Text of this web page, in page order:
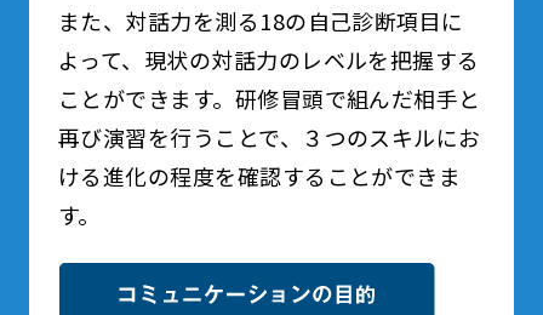
また、対話力を測る18の自己診断項目に
よって、現状の対話力のレベルを把握する
ことができます。研修冒頭で組んだ相手と
再び演習を行うことで、３つのスキルにお
ける進化の程度を確認することができま
す。